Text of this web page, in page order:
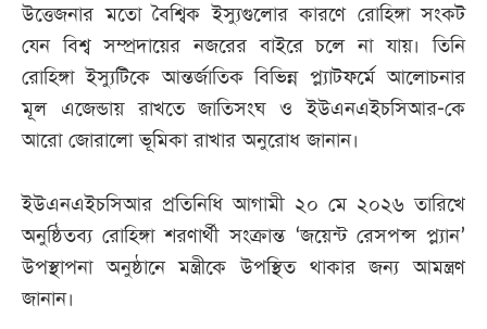
উত্তেজনার মতো বৈশ্বিক ইস্যুগুলোর কারণে রোহিঙ্গা সংকট
যেন বিশ্ব সম্প্রদায়ের নজরের বাইরে চলে না যায়। তিনি
রোহিঙ্গা ইস্যুটিকে আন্তর্জাতিক বিভিন্ন প্ল্যাটফর্মে আলোচনার
মূল এজেন্ডায় রাখতে জাতিসংঘ ও ইউএনএইচসিআর-কে
আরো জোরালো ভূমিকা রাখার অনুরোধ জানান।
ইউএনএইচসিআর প্রতিনিধি আগামী ২০ মে ২০২৬ তারিখে
অনুষ্ঠিতব্য রোহিঙ্গা শরণার্থী সংক্রান্ত ‘জয়েন্ট রেসপন্স প্ল্যান’
উপস্থাপনা অনুষ্ঠানে মন্ত্রীকে উপস্থিত থাকার জন্য আমন্ত্রণ
জানান।